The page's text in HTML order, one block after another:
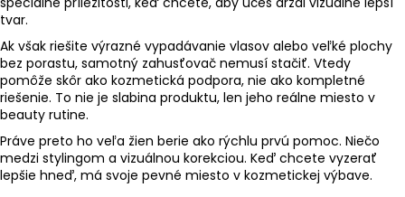
tvar.
Ak však riešite výrazné vypadávanie vlasov alebo veľké plochy
bez porastu, samotný zahusťovač nemusí stačiť. Vtedy
pomôže skôr ako kozmetická podpora, nie ako kompletné
riešenie. To nie je slabina produktu, len jeho reálne miesto v
beauty rutine.
Práve preto ho veľa žien berie ako rýchlu prvú pomoc. Niečo
medzi stylingom a vizuálnou korekciou. Keď chcete vyzerať
lepšie hneď, má svoje pevné miesto v kozmetickej výbave.